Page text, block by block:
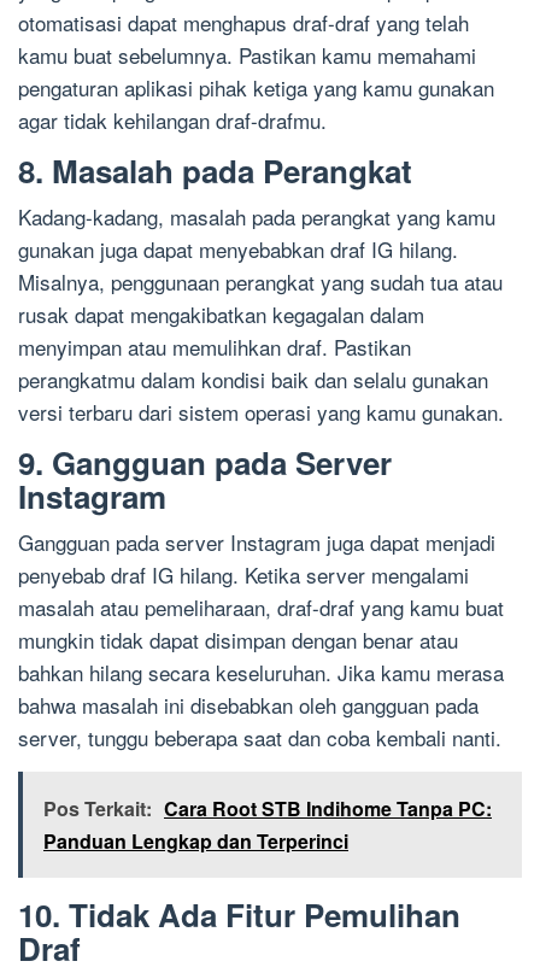
otomatisasi dapat menghapus draf-draf yang telah
kamu buat sebelumnya. Pastikan kamu memahami
pengaturan aplikasi pihak ketiga yang kamu gunakan
agar tidak kehilangan draf-drafmu.
8. Masalah pada Perangkat
Kadang-kadang, masalah pada perangkat yang kamu
gunakan juga dapat menyebabkan draf IG hilang.
Misalnya, penggunaan perangkat yang sudah tua atau
rusak dapat mengakibatkan kegagalan dalam
menyimpan atau memulihkan draf. Pastikan
perangkatmu dalam kondisi baik dan selalu gunakan
versi terbaru dari sistem operasi yang kamu gunakan.
9. Gangguan pada Server
Instagram
Gangguan pada server Instagram juga dapat menjadi
penyebab draf IG hilang. Ketika server mengalami
masalah atau pemeliharaan, draf-draf yang kamu buat
mungkin tidak dapat disimpan dengan benar atau
bahkan hilang secara keseluruhan. Jika kamu merasa
bahwa masalah ini disebabkan oleh gangguan pada
server, tunggu beberapa saat dan coba kembali nanti.
Pos Terkait: Cara Root STB Indihome Tanpa PC:
Panduan Lengkap dan Terperinci
10. Tidak Ada Fitur Pemulihan
Draf